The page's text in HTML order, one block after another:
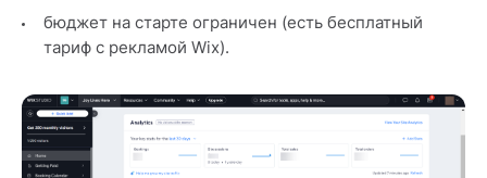
бюджет на старте ограничен (есть бесплатный
тариф с рекламой Wix).